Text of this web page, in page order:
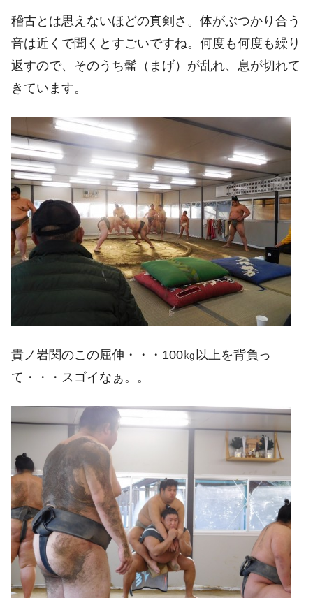
稽古とは思えないほどの真剣さ。体がぶつかり合う
音は近くで聞くとすごいですね。何度も何度も繰り
返すので、そのうち髷（まげ）が乱れ、息が切れて
きています。
貴ノ岩関のこの屈伸・・・100㎏以上を背負っ
て・・・スゴイなぁ。。